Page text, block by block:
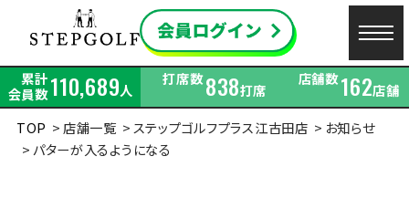
累計
会員数110,689人
打席数838打席
店舗数162店舗
TOP
店舗一覧 ステップゴルフプラス江古田店
お知らせ
パターが入るようになる